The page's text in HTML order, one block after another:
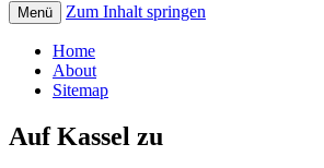
Menü Zum Inhalt springen
Home
About
Sitemap
Auf Kassel zu